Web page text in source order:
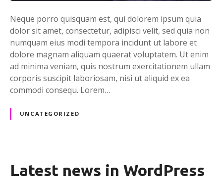
Neque porro quisquam est, qui dolorem ipsum quia
dolor sit amet, consectetur, adipisci velit, sed quia non
numquam eius modi tempora incidunt ut labore et
dolore magnam aliquam quaerat voluptatem. Ut enim
ad minima veniam, quis nostrum exercitationem ullam
corporis suscipit laboriosam, nisi ut aliquid ex ea
commodi consequ. Lorem…
UNCATEGORIZED
Latest news in WordPress